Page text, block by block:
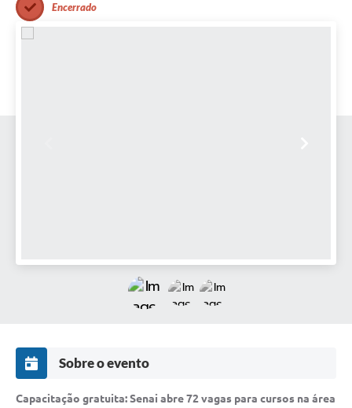
Conselhos Municipais
Audiências Públicas
Telefones Úteis
Encerrado
Sobre o evento
Capacitação gratuita: Senai abre 72 vagas para cursos na área